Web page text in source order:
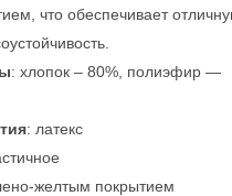
что обеспечивает
: хлопок – 80%, полиэфир —
: латекс
желтым покрытием